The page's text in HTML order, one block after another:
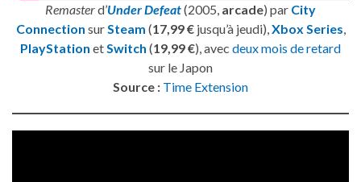
Remasterd’Under Defeat(2005, arcade) par City
Connection sur Steam (17,99 €jusqu’à jeudi), Xbox Series
PlayStation et Switch (19,99 €), avec deux mois de retard
sur le Japon
Source : Time Extension